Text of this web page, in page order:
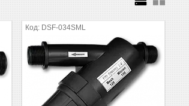
DSF-034SML